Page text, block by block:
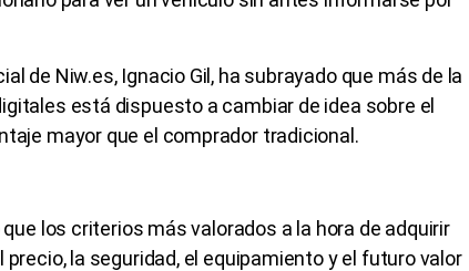
de Niw.es, Ignacio Gil, ha subrayado que más de la
está dispuesto a cambiar de idea sobre el
mayor que el comprador tradicional.
los criterios más valorados a la hora de adquirir
la seguridad, el equipamiento y el futuro valor